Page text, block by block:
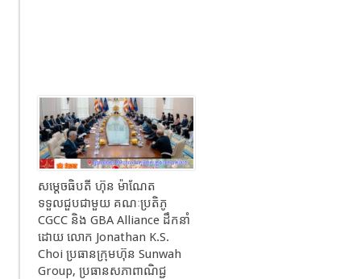
សម្ដេចធិបតី ហ៊ុន ម៉ាណែត
ទទួលជួបជាមួយ គណៈប្រតិភូ
CGCC និង GBA Alliance ដឹកនាំ
ដោយ លោក Jonathan K.S.
Choi ប្រធានក្រុមហ៊ុន Sunwah
Group, ប្រធានសភាពាណិជ្ជ